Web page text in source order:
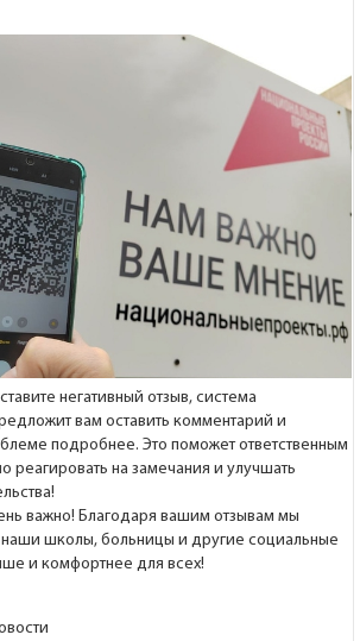
негативный отзыв, система
вам оставить комментарий и
подробнее. Это поможет ответственным
реагировать на замечания и улучшать
важно! Благодаря вашим отзывам мы
школы, больницы и другие социальные
и комфортнее для всех!